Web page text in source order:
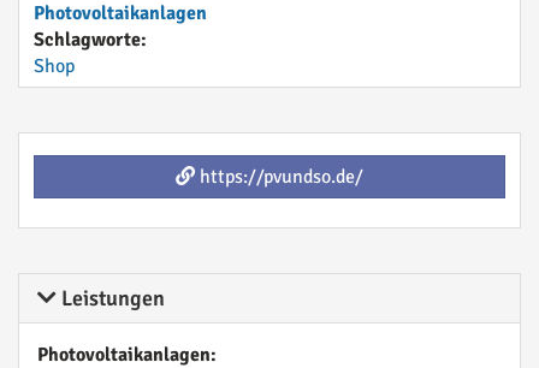
Photovoltaikanlagen
Schlagworte:
Shop
https://pvundso.de/
Leistungen
Photovoltaikanlagen: